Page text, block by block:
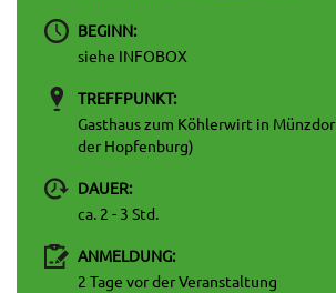
BEGINN:
siehe INFOBOX
TREFFPUNKT:
Gasthaus zum Köhlerwirt in
der Hopfenburg)
DAUER:
ca. 2 - 3 Std.
ANMELDUNG:
2 Tage vor der Veranstaltung